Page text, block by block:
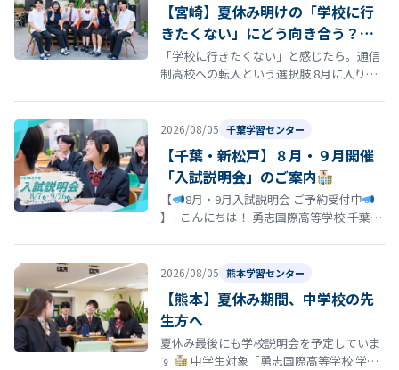
【宮崎】夏休み明けの「学校に行
きたくない」にどう向き合う？通
信制高校という選択肢
「学校に行きたくない」と感じたら。通信
制高校への転入という選択肢 8月に入り、
2026/08/05 千葉学習センター
【千葉・新松戸】８月・９月開催
「入試説明会」のご案内
【
8月・9月入試説明会 ご予約受付中
】 こんにちは！ 勇志国際高等学校 千葉学
2026/08/05 熊本学習センター
【熊本】夏休み期間、中学校の先
生方へ
夏休み最後にも学校説明会を予定していま
す
中学生対象「勇志国際高等学校 学校